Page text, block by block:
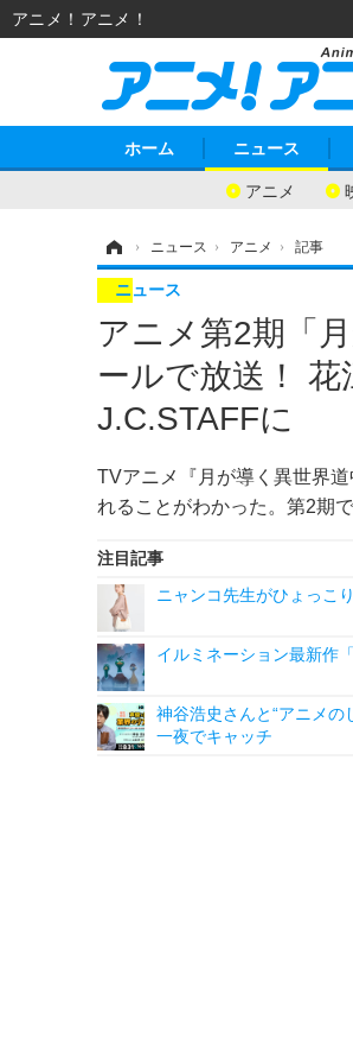
ホーム ニュース
アニメ
› ニュース › アニメ › 記事
アニメ第2期「
ールで放送！
J.C.STAFFに
TVアニメ『月が導く異世界
れることがわかった。第2期
ニュース
注目記事
ニャンコ先生がひょっこ
イルミネーション最新作
神谷浩史さんと“アニメ
一夜でキャッチ
アニメ！アニメ！